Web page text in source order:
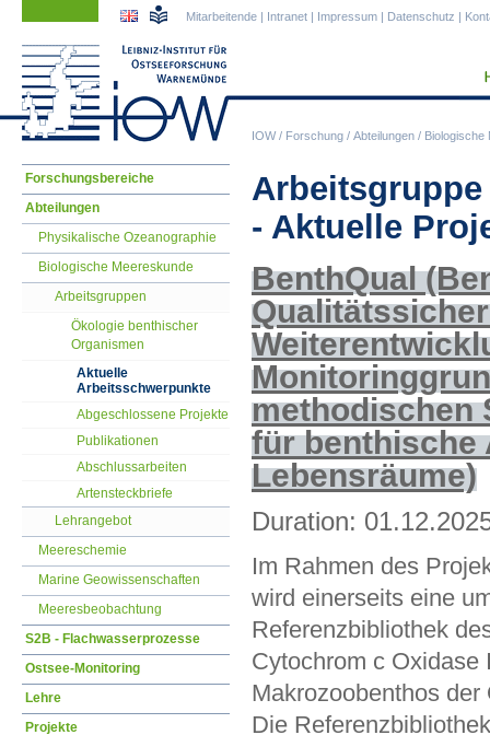
IOW/ Forschung / Abteilungen / Biologische
Mitarbeitende | Intranet | Impressum | Datenschutz |
- Aktuelle
BenthQual
methodischen
für benthische
Lebensräume)
Duration:
Im Rahmen des
wird einerseits eine
Referenzbibliothek
Cytochrom c Oxidase
Makrozoobenthos der
Die
Navigation
überspringen
Forschungsbereiche
Abteilungen
Physikalische Ozeanographie
Biologische Meereskunde
Arbeitsgruppen
Ökologie benthischer
Organismen
Aktuelle
Arbeitsschwerpunkte
Abgeschlossene Projekte
Publikationen
Abschlussarbeiten
Artensteckbriefe
Lehrangebot
Meereschemie
Marine Geowissenschaften
Meeresbeobachtung
S2B - Flachwasserprozesse
Ostsee-Monitoring
Lehre
Projekte